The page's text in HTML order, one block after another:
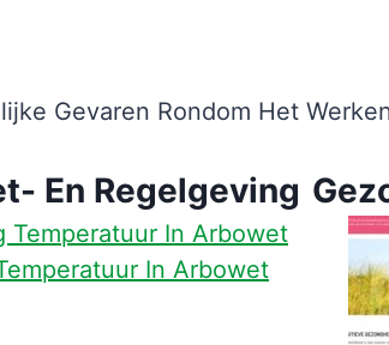
Gevaren Rondom Het
En Regelgeving
In Arbowet